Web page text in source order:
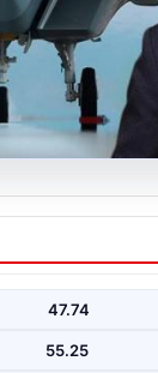
ortaklık
Cevdet
47.74
55.25